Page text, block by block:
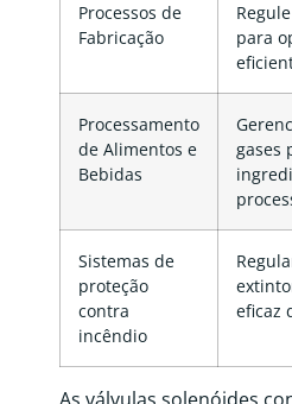
Processos de
Fabricação
para
Processamento
de Alimentos e
Bebidas
gases
Sistemas de
proteção
contra
incêndio
eficaz